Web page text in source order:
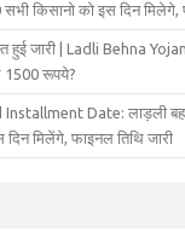
किसानो को इस दिन मिलेगे,
हुई जारी | Ladli Behna
1500 रूपये?
Date: लाड़ली
मिलेंगे, फाइनल तिथि जारी